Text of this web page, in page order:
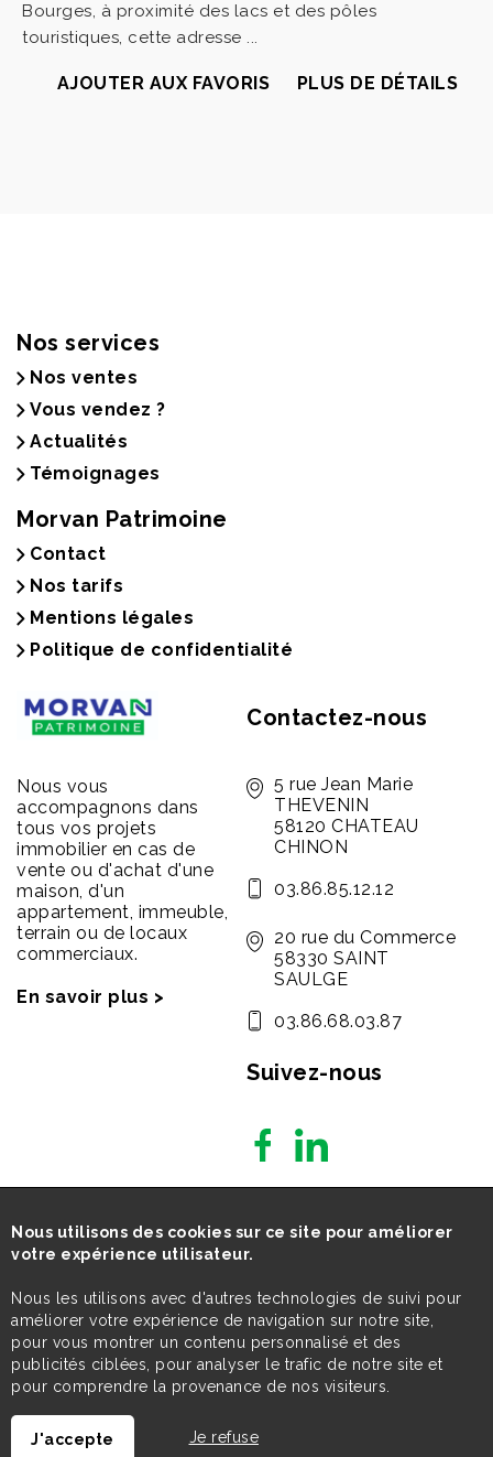
Bourges, à proximité des lacs et des pôles
touristiques, cette adresse ...
AJOUTER AUX FAVORIS PLUS DE DÉTAILS
Nos services
Nos ventes
Vous vendez ?
Actualités
Témoignages
Morvan Patrimoine
Contact
Nos tarifs
Mentions légales
Politique de confidentialité
Nous vous
accompagnons dans
tous vos projets
immobilier en cas de
vente ou d'achat d'une
maison, d'un
appartement, immeuble,
terrain ou de locaux
commerciaux.
En savoir plus >
Contactez-nous
5 rue Jean Marie
THEVENIN
58120 CHATEAU
CHINON
03.86.85.12.12
20 rue du Commerce
58330 SAINT
SAULGE
03.86.68.03.87
Suivez-nous
Nous utilisons des cookies sur ce site pour améliorer
votre expérience utilisateur.
Nous les utilisons avec d'autres technologies de suivi pour
améliorer votre expérience de navigation sur notre site,
pour vous montrer un contenu personnalisé et des
publicités ciblées, pour analyser le trafic de notre site et
pour comprendre la provenance de nos visiteurs.
J'accepte Je refuse